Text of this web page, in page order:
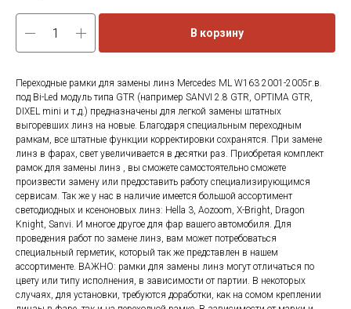
В корзину
Переходные рамки для замены линз Mercedes ML W163 2001-2005г.в.
под Bi-Led модуль типа GTR (например SANVI 2.8 GTR, OPTIMA GTR,
DIXEL mini и т.д.) предназначены для легкой замены штатных
выгоревших линз на новые. Благодаря специальным переходным
рамкам, все штатные функции корректировки сохранятся. При замене
линз в фарах, свет увеличивается в десятки раз. Приобретая комплект
рамок для замены линз , вы сможете самостоятельно сможете
произвести замену или предоставить работу специализирующимся
сервисам. Так же у нас в наличие имеется большой ассортимент
светодиодных и ксеноновых линз: Hella 3, Aozoom, X-Bright, Dragon
Knight, Sanvi. И многое другое для фар вашего автомобиля. Для
проведения работ по замене линз, вам может потребоваться
специальный герметик, который так же представлен в нашем
ассортименте. ВАЖНО: рамки для замены линз могут отличаться по
цвету или типу исполнения, в зависимости от партии. В некоторых
случаях, для установки, требуются доработки, как на сомом креплении